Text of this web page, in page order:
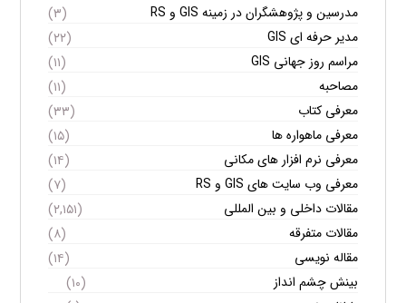
مدرسین و پژوهشگران در زمینه GIS و RS
(۳)
مدیر حرفه ای GIS
(۲۲)
مراسم روز جهانی GIS
(۱۱)
مصاحبه
(۱۱)
معرفی کتاب
(۳۳)
معرفی ماهواره ها
(۱۵)
معرفی نرم افزار های مکانی
(۱۴)
معرفی وب سایت های GIS و RS
(۷)
مقالات داخلی و بین المللی
(۲,۱۵۱)
مقالات متفرقه
(۸)
مقاله نویسی
(۱۴)
بینش چشم انداز
(۱۰)